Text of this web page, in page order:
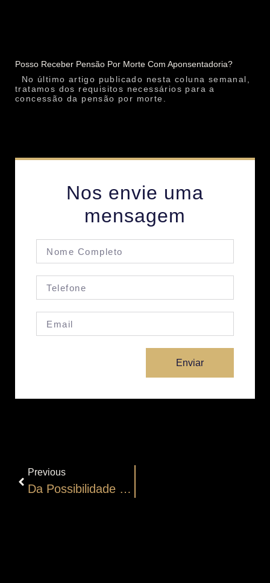
Posso Receber Pensão Por Morte Com Aponsentadoria?
No último artigo publicado nesta coluna semanal,
tratamos dos requisitos necessários para a
concessão da pensão por morte.
Nos envie uma
mensagem
Enviar
Previous
Da Possibilidade De Exclusão De Benefícios De Até Um Salário Mínimo Para Concessão Do Benefício De Prestação Continuada (BPC/LOAS)